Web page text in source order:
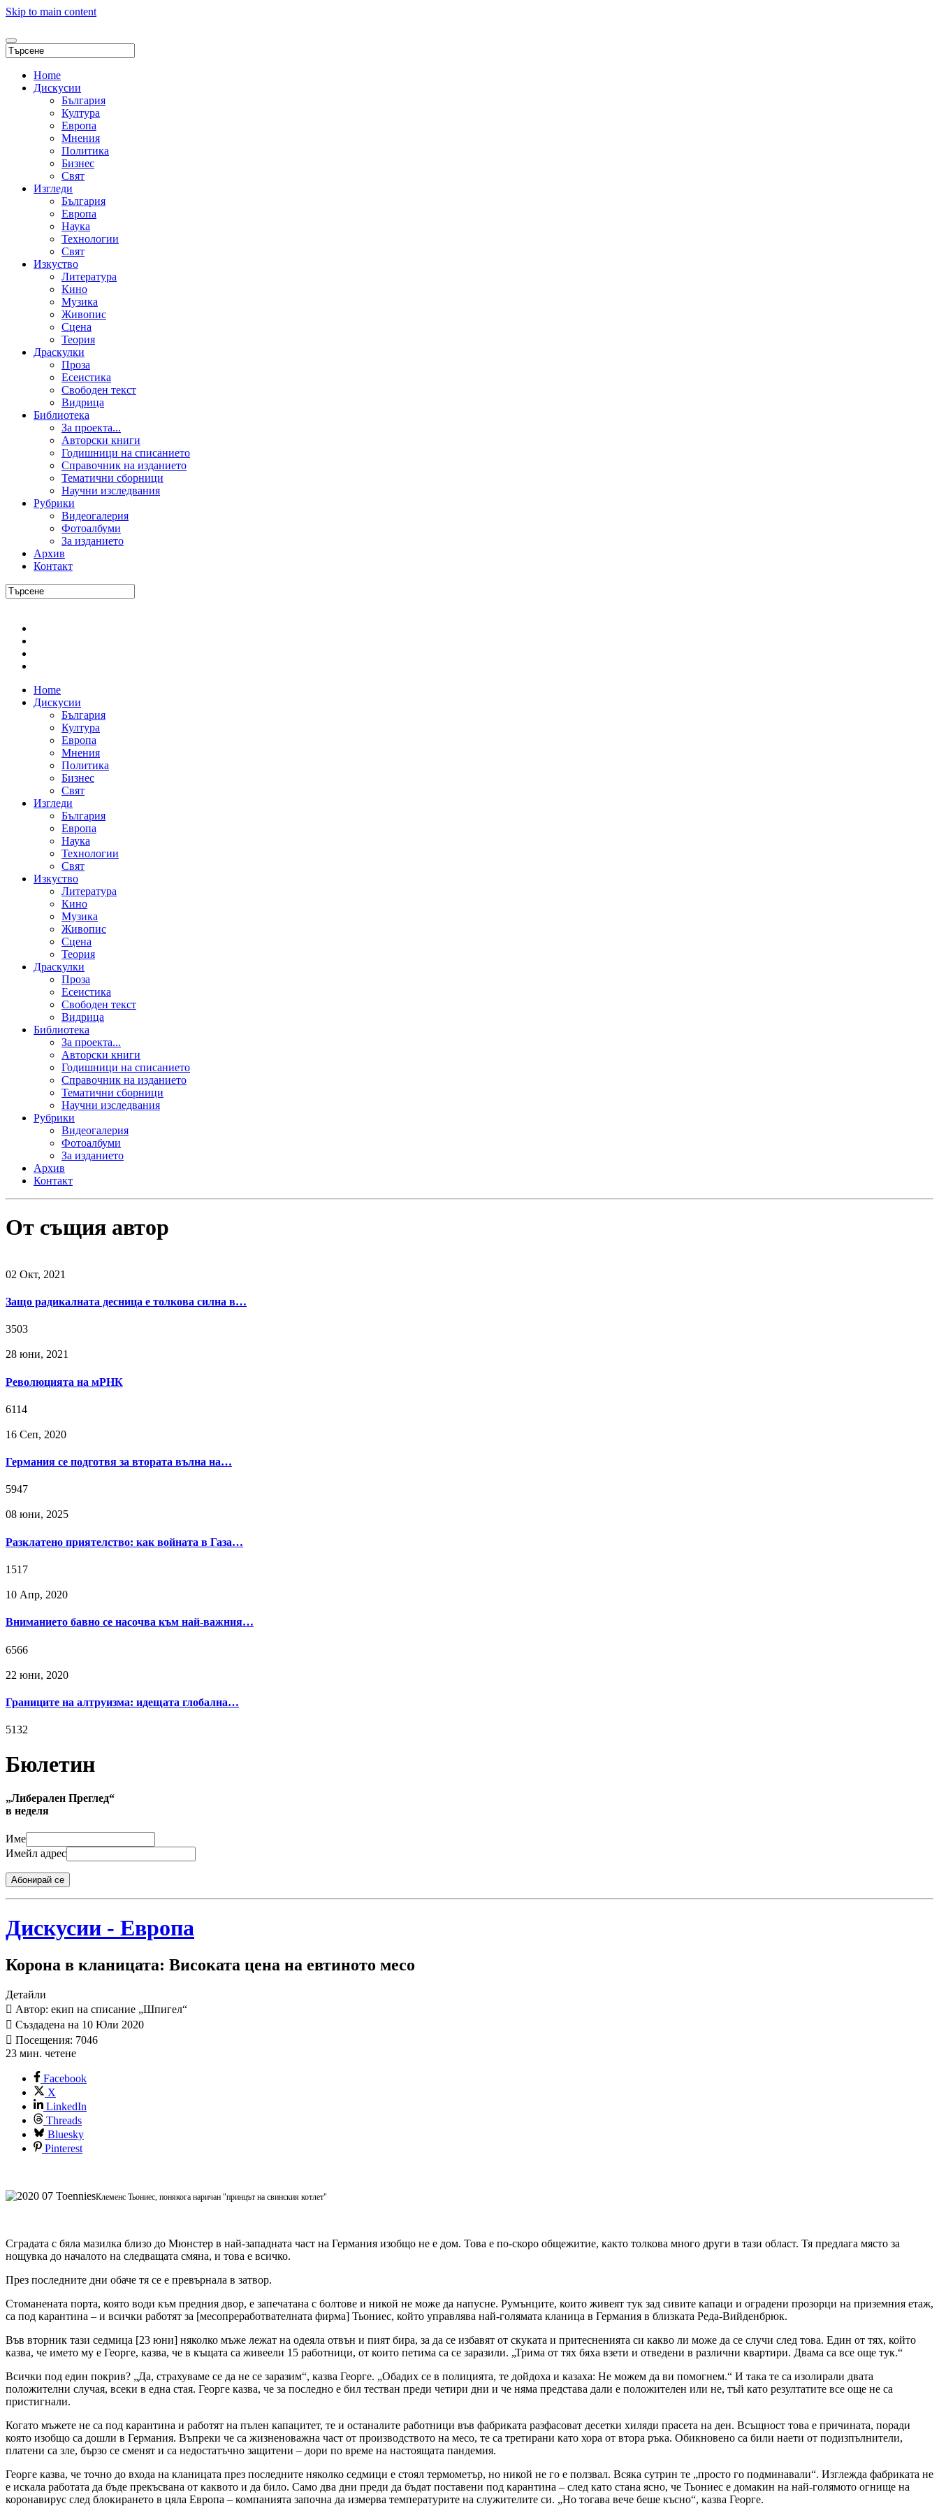
Skip to main content
Home
Дискусии
България
Култура
Европа
Мнения
Политика
Бизнес
Свят
Изгледи
България
Европа
Наука
Технологии
Свят
Изкуство
Литература
Кино
Музика
Живопис
Сцена
Теория
Драскулки
Проза
Есеистика
Свободен текст
Видрица
Библиотека
За проекта...
Авторски книги
Годишници на списанието
Справочник на изданието
Тематични сборници
Научни изследвания
Рубрики
Видеогалерия
Фотоалбуми
За изданието
Архив
Контакт
Home
Дискусии
България
Култура
Европа
Мнения
Политика
Бизнес
Свят
Изгледи
България
Европа
Наука
Технологии
Свят
Изкуство
Литература
Кино
Музика
Живопис
Сцена
Теория
Драскулки
Проза
Есеистика
Свободен текст
Видрица
Библиотека
За проекта...
Авторски книги
Годишници на списанието
Справочник на изданието
Тематични сборници
Научни изследвания
Рубрики
Видеогалерия
Фотоалбуми
За изданието
Архив
Контакт
От същия автор
02 Окт, 2021
Защо радикалната десница е толкова силна в…
3503
28 юни, 2021
Революцията на мРНК
6114
16 Сeп, 2020
Германия се подготвя за втората вълна на…
5947
08 юни, 2025
Разклатено приятелство: как войната в Газа…
1517
10 Апр, 2020
Вниманието бавно се насочва към най-важния…
6566
22 юни, 2020
Границите на алтруизма: идещата глобална…
5132
Бюлетин
„Либерален Преглед“
в неделя
Име
Имейл адрес
Абонирай се
Дискусии - Европа
Корона в кланицата: Високата цена на евтиното месо
Детайли
Автор: екип на списание „Шпигел“
Създадена на 10 Юли 2020
Посещения: 7046
23 мин. четене
Facebook
X
LinkedIn
Threads
Bluesky
Pinterest
Клеменс Тьониес, понякога наричан "принцът на свинския котлет"
Сградата с бяла мазилка близо до Мюнстер в най-западната част на Германия изобщо не е дом. Това е по-скоро общежитие, както толкова много други в тази област. Тя предлага място за
нощувка до началото на следващата смяна, и това е всичко.
През последните дни обаче тя се е превърнала в затвор.
Стоманената порта, която води към предния двор, е запечатана с болтове и никой не може да напусне. Румънците, които живеят тук зад сивите капаци и оградени прозорци на приземния етаж,
са под карантина – и всички работят за [месопреработвателната фирма] Тьониес, който управлява най-голямата кланица в Германия в близката Реда-Вийденбрюк.
Във вторник тази седмица [23 юни] няколко мъже лежат на одеяла отвън и пият бира, за да се избавят от скуката и притесненията си какво ли може да се случи след това. Един от тях, който
казва, че името му е Георге, казва, че в къщата са живеели 15 работници, от които петима са се заразили. „Трима от тях бяха взети и отведени в различни квартири. Двама са все още тук.“
Всички под един покрив? „Да, страхуваме се да не се заразим“, казва Георге. „Обадих се в полицията, те дойдоха и казаха: Не можем да ви помогнем.“ И така те са изолирали двата
положителни случая, всеки в една стая. Георге казва, че за последно е бил тестван преди четири дни и че няма представа дали е положителен или не, тъй като резултатите все още не са
пристигнали.
Когато мъжете не са под карантина и работят на пълен капацитет, те и останалите работници във фабриката разфасоват десетки хиляди прасета на ден. Всъщност това е причината, поради
която изобщо са дошли в Германия. Въпреки че са жизненоважна част от производството на месо, те са третирани като хора от втора ръка. Обикновено са били наети от подизпълнители,
платени са зле, бързо се сменят и са недостатъчно защитени – дори по време на настоящата пандемия.
Георге казва, че точно до входа на кланицата през последните няколко седмици е стоял термометър, но никой не го е ползвал. Всяка сутрин те „просто го подминавали“. Изглежда фабриката не
е искала работата да бъде прекъсвана от каквото и да било. Само два дни преди да бъдат поставени под карантина – след като стана ясно, че Тьониес е домакин на най-голямото огнище на
коронавирус след блокирането в цяла Европа – компанията започна да измерва температурите на служителите си. „Но тогава вече беше късно“, казва Георге.